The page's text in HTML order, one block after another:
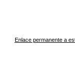
Enlace permanente a